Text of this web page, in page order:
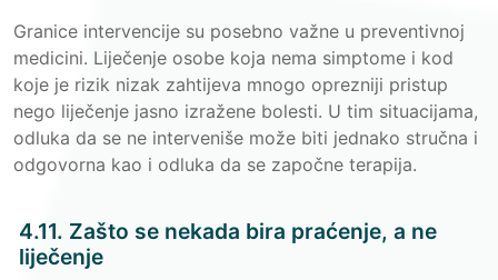
Granice intervencije su posebno važne u preventivnoj
medicini. Liječenje osobe koja nema simptome i kod
koje je rizik nizak zahtijeva mnogo oprezniji pristup
nego liječenje jasno izražene bolesti. U tim situacijama,
odluka da se ne interveniše može biti jednako stručna i
odgovorna kao i odluka da se započne terapija.
4.11. Zašto se nekada bira praćenje, a ne
liječenje